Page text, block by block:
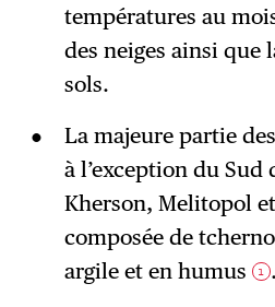
températures au
des neiges ainsi que
sols.
La majeure partie
à l’exception du
Kherson, Melitopol
composée de
argile et en humus
1 .